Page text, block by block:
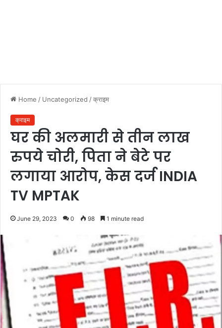
Home / Uncategorized /क्राइम
क्राइम
घर की अलमारी से तीन लाख
रुपये चोरी, पिता ने बेटे पर
लगाया आरोप, केस दर्ज INDIA
TV MPTAK
June 29, 2023 0 98 1 minute read